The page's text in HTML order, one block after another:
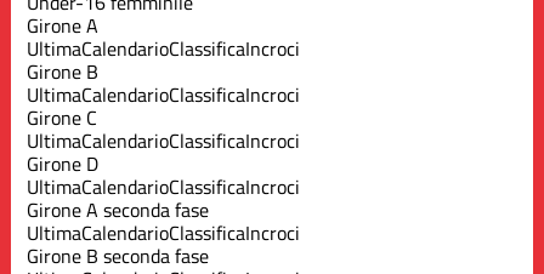
Girone A
UltimaCalendarioClassificaIncroci
Girone B
UltimaCalendarioClassificaIncroci
Girone C
UltimaCalendarioClassificaIncroci
Girone D
UltimaCalendarioClassificaIncroci
Girone A seconda fase
UltimaCalendarioClassificaIncroci
Girone B seconda fase